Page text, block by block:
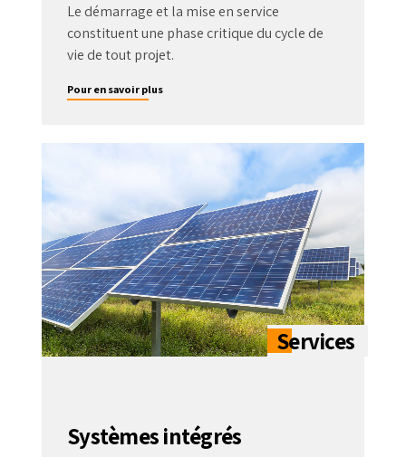
Le démarrage et la mise en service
constituent une phase critique du cycle de
vie de tout projet.
Pour en savoir plus
Systèmes intégrés